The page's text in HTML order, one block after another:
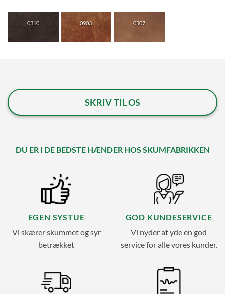
0310 0903 0507
SKRIV TIL OS
DU ER I DE BEDSTE HÆNDER HOS SKUMFABRIKKEN
EGEN SYSTUE
Vi skærer skummet og syr
betrækket
GOD KUNDESERVICE
Vi nyder at yde en god
service for alle vores kunder.